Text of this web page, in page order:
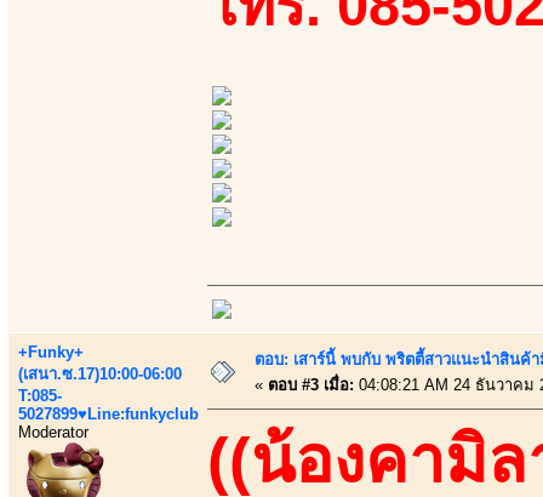
+Funky+
(เสนา.ซ.17)10:00-06:00
T:085-
5027899♥Line:funkyclub
Moderator
ตอบ: เสาร์นี้ พบกับ พริตตี้สาวแนะนำสินค้
« ตอบ #3 เมื่อ: 04:08:21 AM 24 ธันวาคม
((น้องคามิล